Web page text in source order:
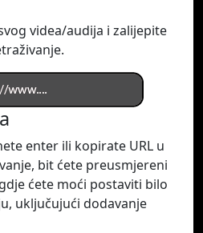
videa/audija i zalijepite
enter ili kopirate URL u
bit ćete preusmjereni
ćete moći postaviti bilo
uključujući dodavanje